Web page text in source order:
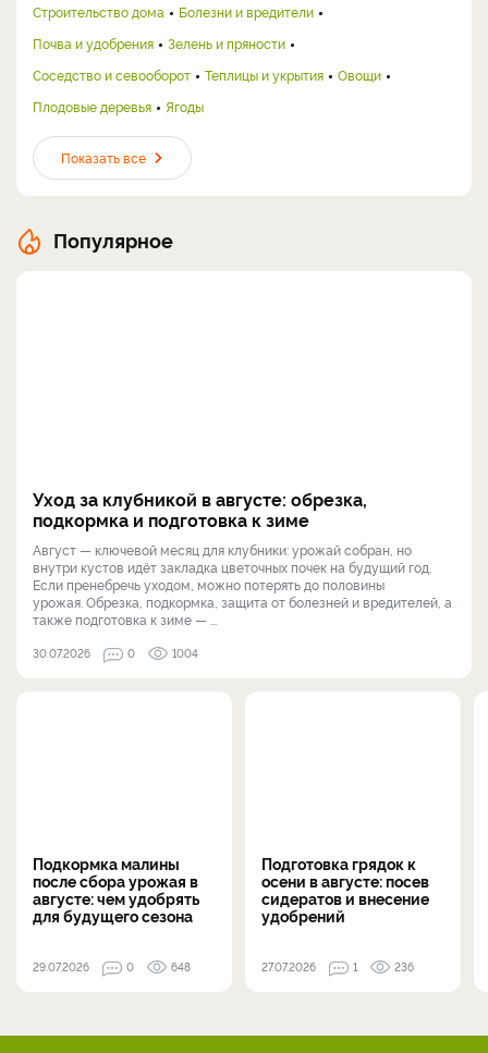
Строительство дома
Болезни и вредители
Почва и удобрения
Зелень и пряности
Соседство и севооборот
Теплицы и укрытия
Овощи
Плодовые деревья
Ягоды
Показать все
Популярное
Уход за клубникой в августе: обрезка,
подкормка и подготовка к зиме
Август — ключевой месяц для клубники: урожай собран, но
внутри кустов идёт закладка цветочных почек на будущий год.
Если пренебречь уходом, можно потерять до половины
урожая. Обрезка, подкормка, защита от болезней и вредителей, а
также подготовка к зиме — ...
30.07.2026 0 1004
Подкормка малины
после сбора урожая в
августе: чем удобрять
для будущего сезона
29.07.2026 0 648
Подготовка грядок к
осени в августе: посев
сидератов и внесение
удобрений
27.07.2026 1 236